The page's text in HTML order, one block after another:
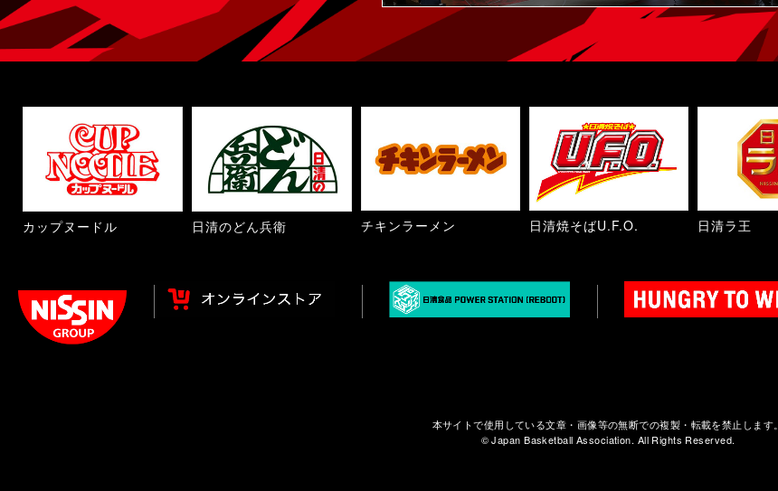
カップヌードル 日清のどん兵衛 チキンラーメン 日清焼そばU.F.O. 日清ラ王
本サイトで使用している文章・画像等の無断での複製・転載を禁止します。
© Japan Basketball Association. All Rights Reserved.